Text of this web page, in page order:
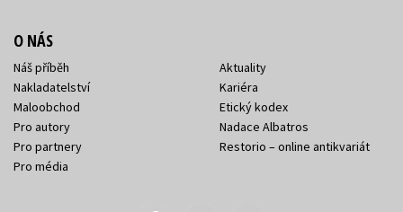
O NÁS
Náš příběh
Nakladatelství
Maloobchod
Pro autory
Pro partnery
Pro média
Aktuality
Kariéra
Etický kodex
Nadace Albatros
Restorio – online antikvariát